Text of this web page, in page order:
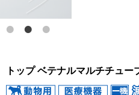
トップ ベテナルマルチチュー